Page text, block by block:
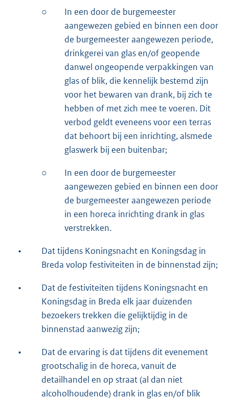
○
In een door de burgemeester
aangewezen gebied en binnen een door
de burgemeester aangewezen periode,
drinkgerei van glas en/of geopende
danwel ongeopende verpakkingen van
glas of blik, die kennelijk bestemd zijn
voor het bewaren van drank, bij zich te
hebben of met zich mee te voeren. Dit
verbod geldt eveneens voor een terras
dat behoort bij een inrichting, alsmede
glaswerk bij een buitenbar;
○
In een door de burgemeester
aangewezen gebied en binnen een door
de burgemeester aangewezen periode
in een horeca inrichting drank in glas
verstrekken.
•
Dat tijdens Koningsnacht en Koningsdag in
Breda volop festiviteiten in de binnenstad zijn;
•
Dat de festiviteiten tijdens Koningsnacht en
Koningsdag in Breda elk jaar duizenden
bezoekers trekken die gelijktijdig in de
binnenstad aanwezig zijn;
•
Dat de ervaring is dat tijdens dit evenement
grootschalig in de horeca, vanuit de
detailhandel en op straat (al dan niet
alcoholhoudende) drank in glas en/of blik